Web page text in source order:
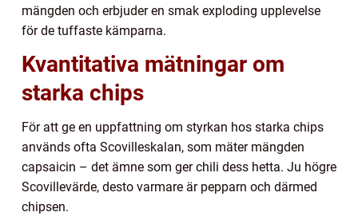
mängden och erbjuder en smak exploding upplevelse
för de tuffaste kämparna.
Kvantitativa mätningar om
starka chips
För att ge en uppfattning om styrkan hos starka chips
används ofta Scovilleskalan, som mäter mängden
capsaicin – det ämne som ger chili dess hetta. Ju högre
Scovillevärde, desto varmare är pepparn och därmed
chipsen.